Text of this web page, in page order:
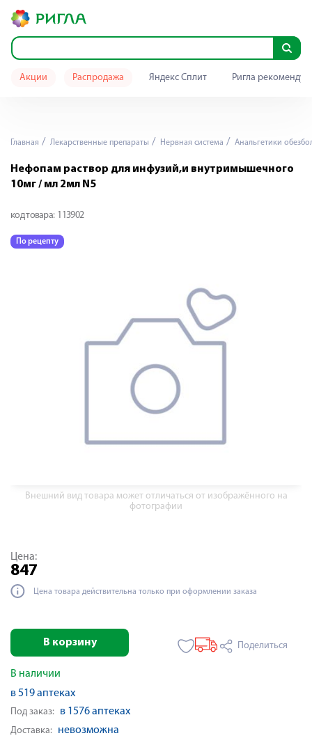
Акции Распродажа Яндекс Сплит Ригла
Главная Лекарственные препараты Нервная система Анальгетики
Нефопам раствор для инфузий,и внутримышечного
10мг / мл 2мл N5
код товара: 113902
По рецепту
Внешний вид товара может отличаться от изображённого на
фотографии
Цена:
847
Цена товара действительна только при оформлении заказа
В корзину Поделиться
В наличии
в 519 аптеках
Под заказ: в 1576 аптеках
Доставка: невозможна